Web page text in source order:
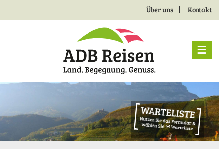
Metamenu
Über uns Kontakt
☰